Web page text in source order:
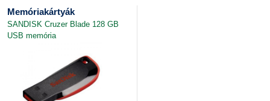
Memóriakártyák
SANDISK Cruzer Blade 128 GB
USB memória